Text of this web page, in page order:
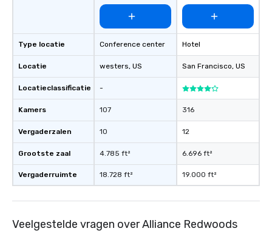
Type locatie
Locatie
Locatieclassificatie
Kamers
Vergaderzalen
Grootste zaal
Vergaderruimte
Conference center
westers, US
-
107
10
4.785 ft²
18.728 ft²
Hotel
San Francisco, US
316
12
6.696 ft²
19.000 ft²
Veelgestelde vragen over Alliance Redwoods